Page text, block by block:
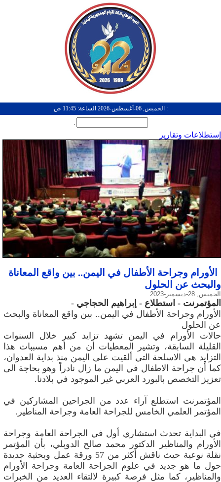
: الخميس, 06-أغسطس-2026 الساعة: 11:45 ص
:
إستطلاعات وتقارير
الأورام وجراحة الأطفال في اليمن.. بين واقع المعاناة
والبحث عن الحلول
الخميس, 28-ديسمبر-2023
المؤتمرنت - استطلاع - إبراهيم الحجاجي -
الأورام وجراحة الأطفال في اليمن.. بين واقع المعاناة والبحث
عن الحلول
حالات الأورام في اليمن تشهد تزايد كبير خلال السنوات
القليلة السابقة، وتشير المعطيات أن من أهم مسببات هذا
التزايد هي الاسلحة التي ألقيت على اليمن منذ بداية العدوان،
كما أن جراحة الاطفال في اليمن ما زال نادراً وهو بحاجة الى
تعزيز التخصص بالبورد العربي غير الموجود في بلادنا.
المؤتمرنت استطلع آراء عدد من الجراحين المشاركين في
المؤتمر العلمي الخامس للجراحة العامة وجراحة المناطير.
في البداية تحدث استشاري أول في الجراحة العامة وجراحة
الأورام والمناظير الدكتور محمد صالح الدوبلي، بأن المؤتمر
نقلة نوعية حيث ناقش أكثر من 57 ورقة عمل وبحثية جديدة
حول ما هو جديد في علوم الجراحة العامة وجراحة الأورام
والمناظير، كما مثل فرصة كبيرة لالتقاء العديد من الخبرات